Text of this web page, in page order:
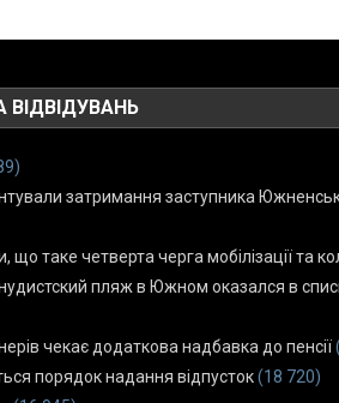
ВІДВІДУВАНЬ
затримання заступника
що таке четверта черга мобілізації та
пляж в Южном оказался в
чекає додаткова надбавка до пенсії
порядок надання відпусток (18 720)